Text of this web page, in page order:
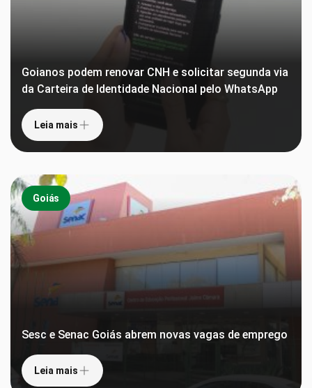
Goianos podem renovar CNH e solicitar segunda via
da Carteira de Identidade Nacional pelo WhatsApp
Leia mais
Goiás
Sesc e Senac Goiás abrem novas vagas de emprego
Leia mais